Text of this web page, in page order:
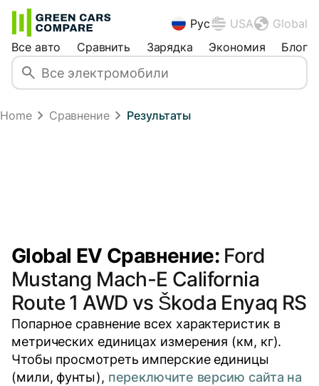
Рус USA
Global
Все авто
Сравнить Зарядка Экономия Блог
Home Сравнение Результаты
Global EV Сравнение: Ford
Mustang Mach-E California
Route 1 AWD vs Škoda Enyaq RS
Попарное сравнение всех характеристик в
метрических единицах измерения (км, кг).
Чтобы просмотреть имперские единицы
(мили, фунты), переключите версию сайта на